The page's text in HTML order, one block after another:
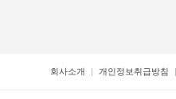
회사소개 개인정보취급방침